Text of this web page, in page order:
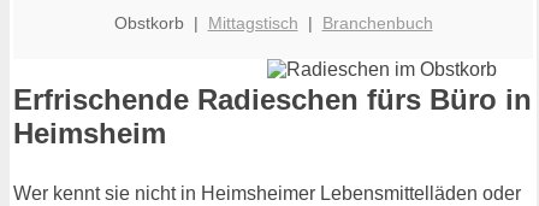
Obstkorb | Mittagstisch | Branchenbuch
Erfrischende Radieschen fürs Büro in
Heimsheim
Wer kennt sie nicht in Heimsheimer Lebensmittelläden oder